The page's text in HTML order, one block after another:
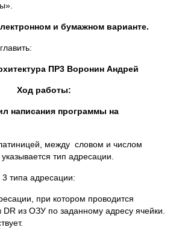
и бумажном варианте.
ПР3 Воронин Андрей
Ход работы:
написания программы на
между словом и числом
тип адресации.
типа адресации:
при котором проводится
DR из ОЗУ по заданному адресу ячейки.